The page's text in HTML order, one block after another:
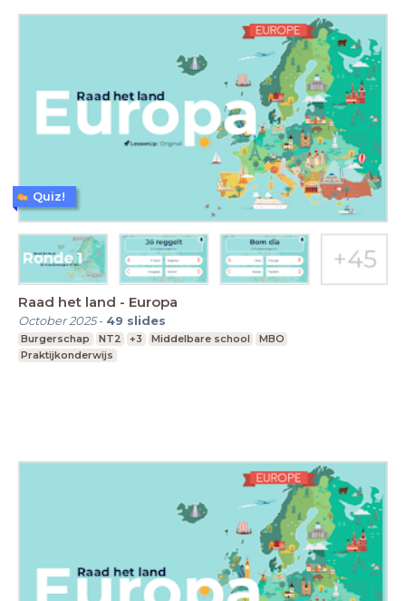
Raad het land - Europa
October 2025- 49 slides
Burgerschap NT2 +3 Middelbare school
MBO
Praktijkonderwijs
Quiz!